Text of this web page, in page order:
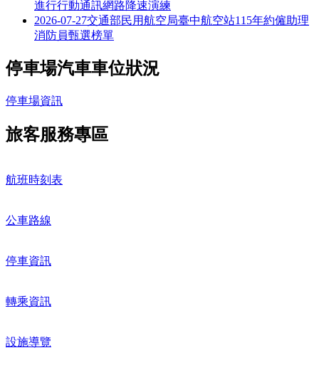
進行行動通訊網路降速演練
2026-07-27交通部民用航空局臺中航空站115年約僱助理
消防員甄選榜單
停車場汽車車位狀況
停車場資訊
旅客服務專區
航班時刻表
公車路線
停車資訊
轉乘資訊
設施導覽